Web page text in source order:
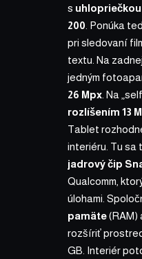
s uhlopriečkou
200 . Ponúka
pri sledovaní
textu. Na
jedným
26 Mpx . Na
rozlíšením 13
Tablet
interiéru. Tu sa
jadrový čip
Qualcomm,
úlohami.
pamäte(RAM)
rozšíriť
GB. Interiér